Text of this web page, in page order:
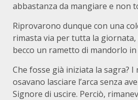
abbastanza da mangiare e non
Riprovarono dunque con una
rimasta via per tutta la
becco un rametto di mandorlo
Che fosse già iniziata la sagra?
osavano lasciare l’arca senza
Signore di uscire. Perciò,